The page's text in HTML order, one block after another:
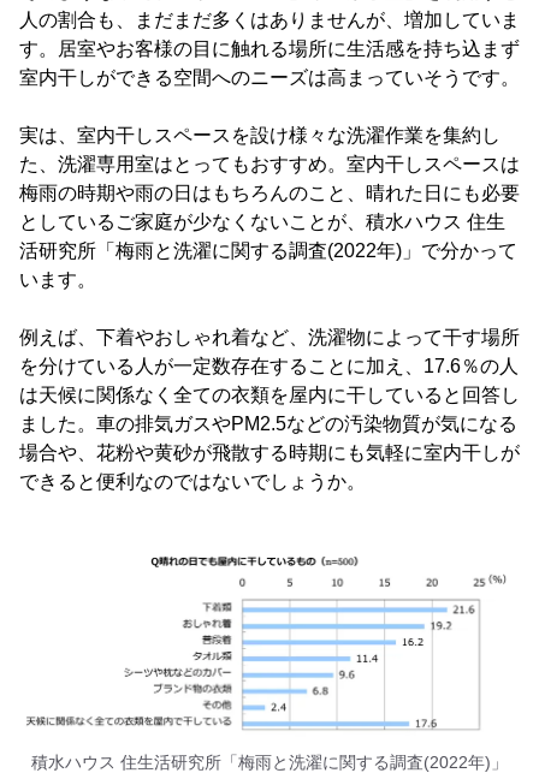
人の割合も、まだまだ多くはありませんが、増加していま
す。居室やお客様の目に触れる場所に生活感を持ち込まず
室内干しができる空間へのニーズは高まっていそうです。
実は、室内干しスペースを設け様々な洗濯作業を集約し
た、洗濯専用室はとってもおすすめ。室内干しスペースは
梅雨の時期や雨の日はもちろんのこと、晴れた日にも必要
としているご家庭が少なくないことが、積水ハウス 住生
活研究所「梅雨と洗濯に関する調査(2022年)」で分かって
います。
例えば、下着やおしゃれ着など、洗濯物によって干す場所
を分けている人が一定数存在することに加え、17.6％の人
は天候に関係なく全ての衣類を屋内に干していると回答し
ました。車の排気ガスやPM2.5などの汚染物質が気になる
場合や、花粉や黄砂が飛散する時期にも気軽に室内干しが
できると便利なのではないでしょうか。
積水ハウス 住生活研究所「梅雨と洗濯に関する調査(2022年)」